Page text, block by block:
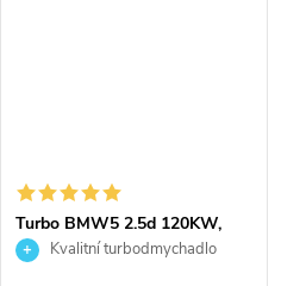
Turbo BMW5 2.5d 120KW,
Opel Omega 2.5DTI 110KW
Kvalitní turbodmychadlo